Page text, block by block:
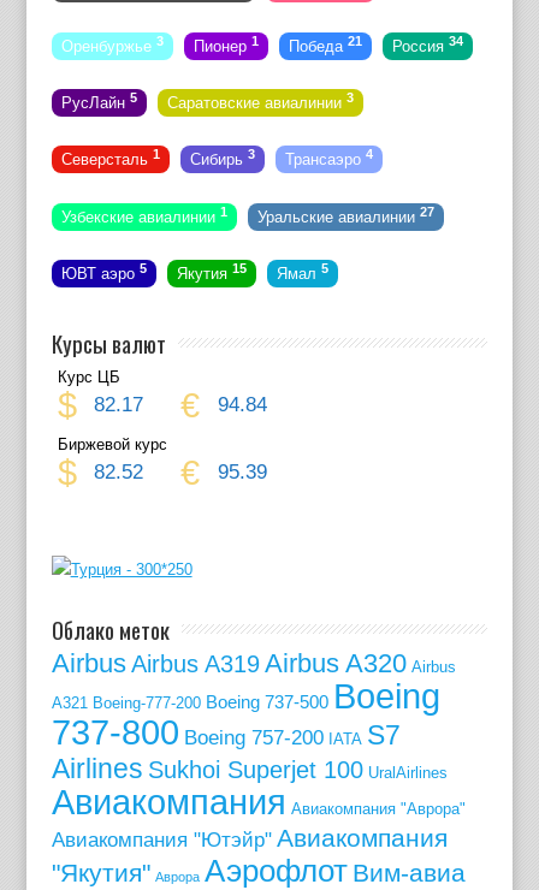
Оренбуржье 3 Пионер 1 Победа 21 Россия 34
РусЛайн 5 Саратовские авиалинии 3
Северсталь 1 Сибирь 3 Трансаэро 4
Узбекские авиалинии 1 Уральские авиалинии 27
ЮВТ аэро 5 Якутия 15 Ямал 5
Курсы валют
Курс ЦБ
$ 82.17 € 94.84
Биржевой курс
$ 82.52 € 95.39
Облако меток
Airbus Airbus A319 Airbus A320 Airbus
A321 Boeing-777-200 Boeing 737-500 Boeing
737-800 Boeing 757-200 IATA S7
Airlines Sukhoi Superjet 100 UralAirlines
Авиакомпания Авиакомпания "Аврора"
Авиакомпания "Ютэйр" Авиакомпания
"Якутия" Аврора Аэрофлот Вим-авиа